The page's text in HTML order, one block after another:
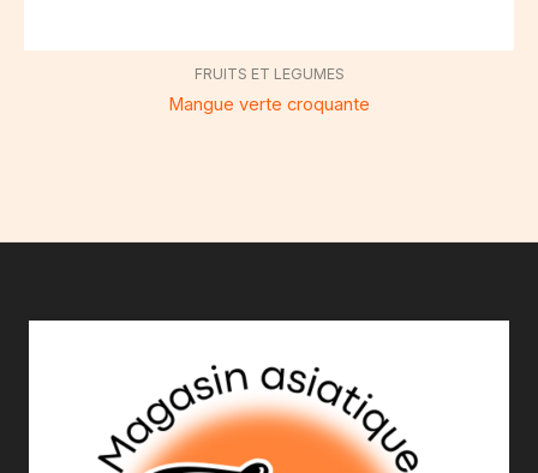
FRUITS ET LEGUMES
Mangue verte croquante